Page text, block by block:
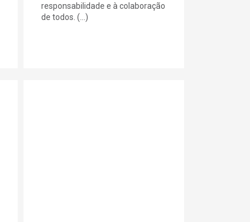
responsabilidade e à colaboração
de todos. (...)